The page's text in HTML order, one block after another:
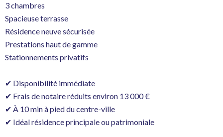
3 chambres
Spacieuse terrasse
Résidence neuve sécurisée
Prestations haut de gamme
Stationnements privatifs
✔ Disponibilité immédiate
✔ Frais de notaire réduits environ 13 000 €
✔ À 10 min à pied du centre-ville
✔ Idéal résidence principale ou patrimoniale